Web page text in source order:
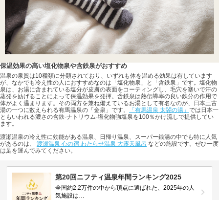
保温効果の高い塩化物泉や含鉄泉がおすすめ
温泉の泉質は10種類に分類されており、いずれも体を温める効果は有しています
が、なかでも冷え性の人におすすめなのは「塩化物泉」と「含鉄泉」です。塩化物
泉は、お湯に含まれている塩分が皮膚の表面をコーティングし、毛穴を塞いで汗の
蒸発を妨げることによって保温効果を発揮。含鉄泉は熱伝導率の良い鉄分の作用で
体がよく温まります。その両方を兼ね備えているお湯として有名なのが、日本三古
湯の一つに数えられる有馬温泉の「金泉」です。
「有馬温泉 太閤の湯」 では日本一
ともいわれる濃さの含鉄-ナトリウム-塩化物強塩泉を100％かけ流しで提供してい
ます。
渡瀬温泉の冷え性に効能がある温泉、日帰り温泉、スーパー銭湯の中でも特に人気
があるのは、 渡瀬温泉 心の宿 わたらせ温泉 大露天風呂 などの施設です。ぜひ一度
は足を運んでみてください。
第20回ニフティ温泉年間ランキング2025
全国約2.2万件の中から頂点に選ばれた、2025年の人
気施設は…